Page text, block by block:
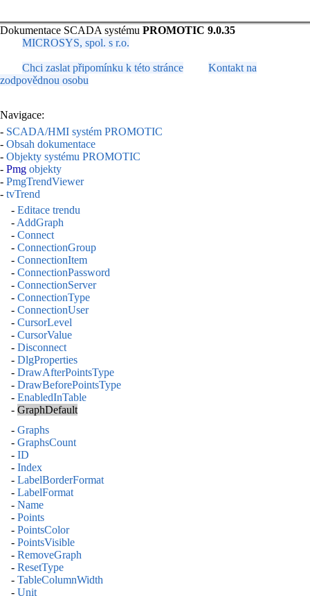
Dokumentace SCADA systému PROMOTIC 9.0.35
MICROSYS, spol. s r.o.
Chci zaslat připomínku k této stránce
Kontakt na
zodpovědnou osobu
Navigace:
- SCADA/HMI systém PROMOTIC
- Obsah dokumentace
- Objekty systému PROMOTIC
- Pmg objekty
- PmgTrendViewer
- tvTrend
- Editace trendu
- AddGraph
- Connect
- ConnectionGroup
- ConnectionItem
- ConnectionPassword
- ConnectionServer
- ConnectionType
- ConnectionUser
- CursorLevel
- CursorValue
- Disconnect
- DlgProperties
- DrawAfterPointsType
- DrawBeforePointsType
- EnabledInTable
- GraphDefault
- Graphs
- GraphsCount
- ID
- Index
- LabelBorderFormat
- LabelFormat
- Name
- Points
- PointsColor
- PointsVisible
- RemoveGraph
- ResetType
- TableColumnWidth
- Unit